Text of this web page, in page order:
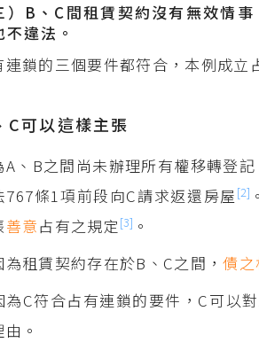
）B、C間租賃契約沒有無效情
不違法。
連鎖的三個要件都符合，本例成立
C可以這樣主張
A、B之間尚未辦理所有權移轉登
767條1項前段向C請求返還房屋 [2]
善意占有之規定 [3] 。
為租賃契約存在於B、C之間，債
為C符合占有連鎖的要件，C可以
。